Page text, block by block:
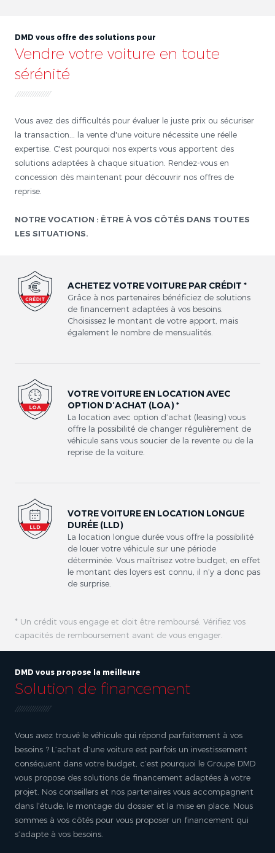
DMD vous offre des solutions pour
Vendre votre voiture en toute
sérénité
Vous avez des difficultés pour évaluer le juste prix ou sécuriser
la transaction... la vente d'une voiture nécessite une réelle
expertise. C'est pourquoi nos experts vous apportent des
solutions adaptées à chaque situation. Rendez-vous en
concession dès maintenant pour découvrir nos offres de
reprise.
NOTRE VOCATION : ÊTRE À VOS CÔTÉS DANS TOUTES
LES SITUATIONS.
DMD vous propose la meilleure
Solution de financement
Vous avez trouvé le véhicule qui répond parfaitement à vos
besoins ? L’achat d’une voiture est parfois un investissement
conséquent dans votre budget, c’est pourquoi le Groupe DMD
vous propose des solutions de financement adaptées à votre
projet. Nos conseillers et nos partenaires vous accompagnent
dans l’étude, le montage du dossier et la mise en place. Nous
sommes à vos côtés pour vous proposer un financement qui
s’adapte à vos besoins.
ACHETEZ VOTRE VOITURE PAR CRÉDIT *
Grâce à nos partenaires bénéficiez de solutions
de financement adaptées à vos besoins.
Choisissez le montant de votre apport, mais
également le nombre de mensualités.
VOTRE VOITURE EN LOCATION AVEC
OPTION D’ACHAT (LOA) *
La location avec option d’achat (leasing) vous
offre la possibilité de changer régulièrement de
véhicule sans vous soucier de la revente ou de la
reprise de la voiture.
VOTRE VOITURE EN LOCATION LONGUE
DURÉE (LLD)
La location longue durée vous offre la possibilité
de louer votre véhicule sur une période
déterminée. Vous maîtrisez votre budget, en effet
le montant des loyers est connu, il n’y a donc pas
de surprise.
* Un crédit vous engage et doit être remboursé. Vérifiez vos
capacités de remboursement avant de vous engager.